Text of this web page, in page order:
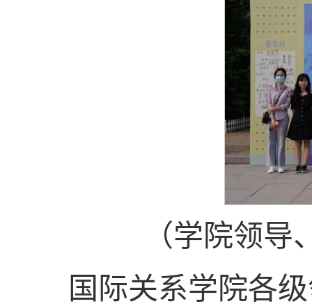
（学院领
国际关系学院各